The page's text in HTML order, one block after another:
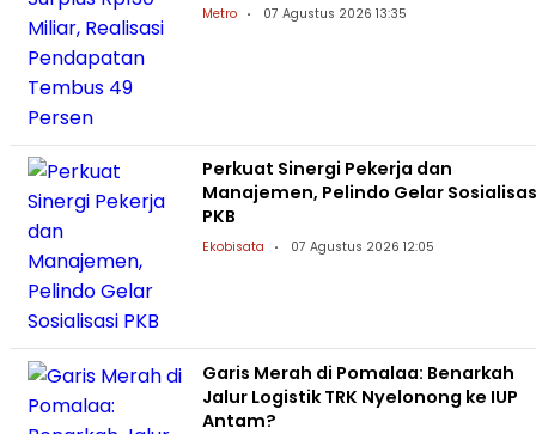
Metro 07 Agustus 2026 13:35
Perkuat Sinergi Pekerja dan
Manajemen, Pelindo Gelar
PKB
Ekobisata 07 Agustus 2026 12:05
Garis Merah di Pomalaa: Benarkah
Jalur Logistik TRK Nyelonong ke IUP
Antam?